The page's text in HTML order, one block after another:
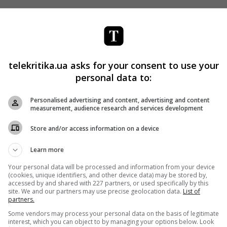
к свиданиям, когда современные женщины не боятся
поведения.
на «сексуальных» делах, говорит, что ее
работу, если подадут жалобу на сексуальные
более молодого поколения не считают должным молча
руки и подавать жалобы».
мужчин приставать к женщинам
ответвлениях движения #MeToo в январе.
выступили с критикой открытого письма кинозвезды
telekritika.ua asks for your consent to use your
personal data to:
Personalised advertising and content, advertising and content
measurement, audience research and services development
Store and/or access information on a device
Learn more
Your personal data will be processed and information from your device
(cookies, unique identifiers, and other device data) may be stored by,
accessed by and shared with 227 partners, or used specifically by this
site. We and our partners may use precise geolocation data. List of
partners.
Some vendors may process your personal data on the basis of legitimate
interest, which you can object to by managing your options below. Look